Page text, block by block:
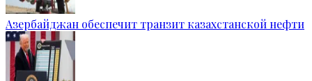
Азербайджан обеспечит транзит казахстанской нефти